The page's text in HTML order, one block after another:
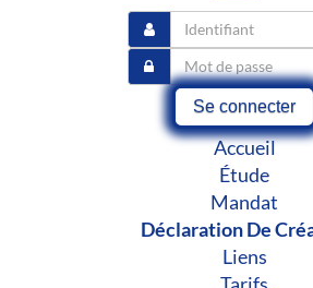
Se connecter
Accueil
Étude
Mandat
Déclaration De
Liens